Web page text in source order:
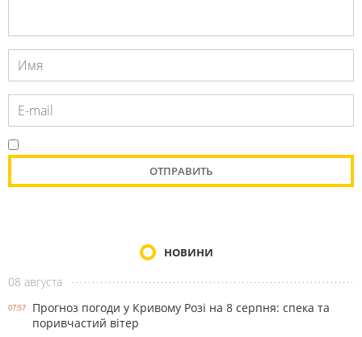
НОВИНИ
08 августа
07:57
Прогноз погоди у Кривому Розі на 8 серпня: спека та
поривчастий вітер